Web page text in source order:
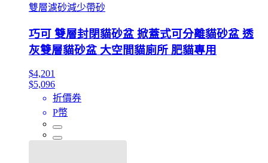
雙層濾砂減少帶砂
巧可 雙層封閉貓砂盆 掀蓋式可分離貓砂盆 透
灰雙層貓砂盆 大空間貓廁所 肥貓專用
$4,201
$5,096
折價券
P幣